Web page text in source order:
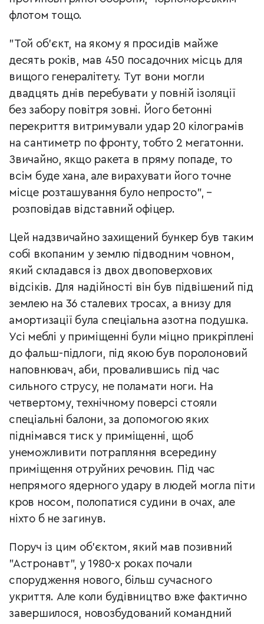
флотом тощо.
"Той об’єкт, на якому я просидів майже
десять років, мав 450 посадочних місць для
вищого генералітету. Тут вони могли
двадцять днів перебувати у повній ізоляції
без забору повітря зовні. Його бетонні
перекриття витримували удар 20 кілограмів
на сантиметр по фронту, тобто 2 мегатонни.
Звичайно, якщо ракета в пряму попаде, то
всім буде хана, але вирахувати його точне
місце розташування було непросто", –
розповідав відставний офіцер.
Цей надзвичайно захищений бункер був таким
собі вкопаним у землю підводним човном,
який складався із двох двоповерхових
відсіків. Для надійності він був підвішений під
землею на 36 сталевих тросах, а внизу для
амортизації була спеціальна азотна подушка.
Усі меблі у приміщенні були міцно прикріплені
до фальш-підлоги, під якою був поролоновий
наповнювач, аби, провалившись під час
сильного струсу, не поламати ноги. На
четвертому, технічному поверсі стояли
спеціальні балони, за допомогою яких
піднімався тиск у приміщенні, щоб
унеможливити потрапляння всередину
приміщення отруйних речовин. Під час
непрямого ядерного удару в людей могла піти
кров носом, полопатися судини в очах, але
ніхто б не загинув.
Поруч із цим об’єктом, який мав позивний
"Астронавт", у 1980-х роках почали
спорудження нового, більш сучасного
укриття. Але коли будівництво вже фактично
завершилося, новозбудований командний